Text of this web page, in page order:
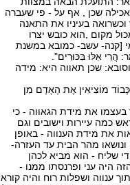
שכן , אף על - פי שעברה
בעיניו את התאנה
מקום ,הוא כובש יצרו
[קנה- עשב- כמובא במשנת
הֲרֵי אֵלּוּ בִּכּוּרִים".
שכן תאווה היא: מידה
מוֹצִיאִין אֶת הָאָדָם מִן
את מידת הגאווה - כי
כמה עיירות וישובים וגם
את מידת הענווה - באופן
מהר הבית עד העזרה-
שליח - הוא מביא לכהן
היה עני ופרנסתו ממנו -
ענווה ושפלות רוח והיה קורא